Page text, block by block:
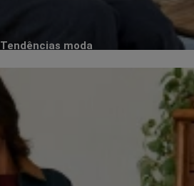
Tendências moda